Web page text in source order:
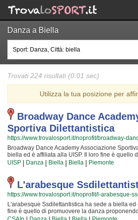
Danza a Biella
Trovati 224 risultati (0.01 sec)
Utilizza la tua posizione per
Broadway Dance
Sportiva Dilettantistica
https://www.trovalosport.it/noprofit/broadway-
Broadway Dance Academy Associazione
biella ed è affiliata alla UISP. Il loro fine è quello
organizzando gare sul territorio e corsi per
è incentrata sia sulla definizione delle capacità
sia sulla formazione di quelle qualità personali
quotidianamente affrontando sfide articolate.
allenatori sono tra i più preparati della zona e
quei valori in cui Broadway Dance Academy
Dilettantistica crede fin dalla sua fondazione. La
continua ricerca della chiave per crescere e
rendono la danza uno sport unico e da cui si
UISP | Danza | Biella | Biella | Piemonte
L'arabesque
https://www.trovalosport.it/noprofit/l-arabesque-
L'arabesque Ssdilettantistica ha sede a biella
fine è quello di promuovere la danza
per bambini, ragazzi e adulti. L'attività è